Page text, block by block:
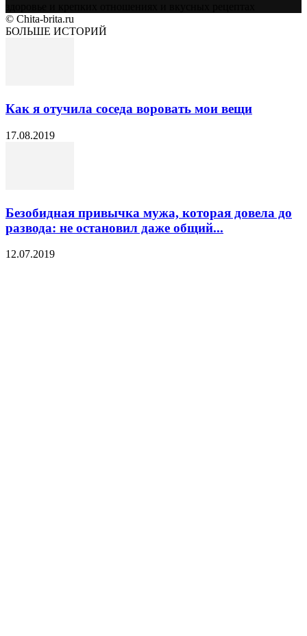
© Chita-brita.ru
БОЛЬШЕ ИСТОРИЙ
Как я отучила соседа воровать мои вещи
17.08.2019
Безобидная привычка мужа, которая довела до
развода: не остановил даже общий...
12.07.2019